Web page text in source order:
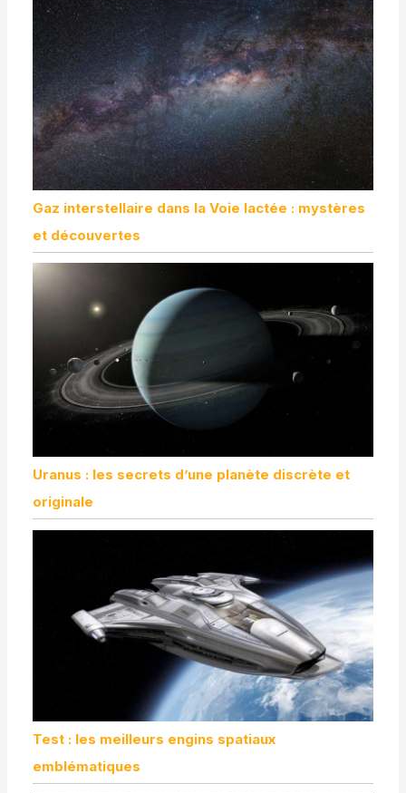
Gaz interstellaire dans la Voie lactée : mystères
et découvertes
Uranus : les secrets d’une planète discrète et
originale
Test : les meilleurs engins spatiaux
emblématiques